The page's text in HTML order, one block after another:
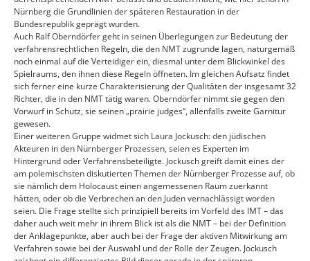
Nürnberg die Grundlinien der späteren Restauration in der
Bundesrepublik geprägt wurden.
Auch Ralf Oberndörfer geht in seinen Überlegungen zur Bedeutung der
verfahrensrechtlichen Regeln, die den NMT zugrunde lagen, naturgemäß
noch einmal auf die Verteidiger ein, diesmal unter dem Blickwinkel des
Spielraums, den ihnen diese Regeln öffneten. Im gleichen Aufsatz findet
sich ferner eine kurze Charakterisierung der Qualitäten der insgesamt 32
Richter, die in den NMT tätig waren. Oberndörfer nimmt sie gegen den
Vorwurf in Schutz, sie seinen „prairie judges“, allenfalls zweite Garnitur
gewesen.
Einer weiteren Gruppe widmet sich Laura Jockusch: den jüdischen
Akteuren in den Nürnberger Prozessen, seien es Experten im
Hintergrund oder Verfahrensbeteiligte. Jockusch greift damit eines der
am polemischsten diskutierten Themen der Nürnberger Prozesse auf, ob
sie nämlich dem Holocaust einen angemessenen Raum zuerkannt
hätten, oder ob die Verbrechen an den Juden vernachlässigt worden
seien. Die Frage stellte sich prinzipiell bereits im Vorfeld des IMT – das
daher auch weit mehr in ihrem Blick ist als die NMT – bei der Definition
der Anklagepunkte, aber auch bei der Frage der aktiven Mitwirkung am
Verfahren sowie bei der Auswahl und der Rolle der Zeugen. Jockusch